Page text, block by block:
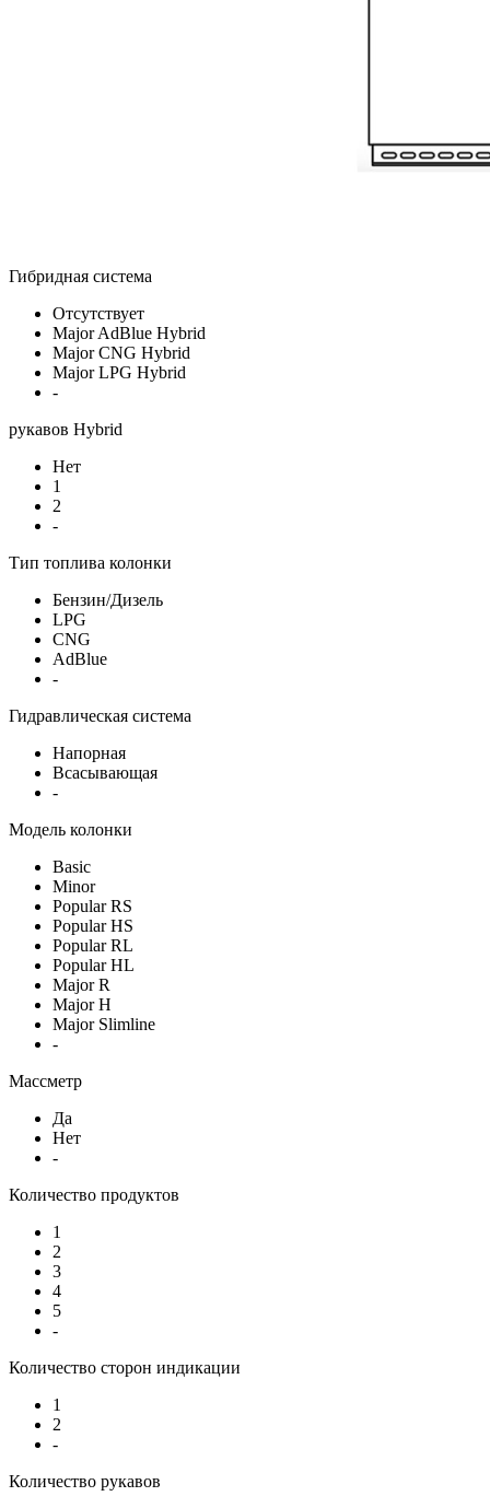
Гибридная система
Отсутствует
Major AdBlue Hybrid
Major CNG Hybrid
Major LPG Hybrid
-
рукавов Hybrid
Нет
1
2
-
Тип топлива колонки
Бензин/Дизель
LPG
CNG
AdBlue
-
Гидравлическая система
Напорная
Всасывающая
-
Модель колонки
Basic
Minor
Popular RS
Popular HS
Popular RL
Popular HL
Major R
Major H
Major Slimline
-
Массметр
Да
Нет
-
Количество продуктов
1
2
3
4
5
-
Количество сторон индикации
1
2
-
Количество рукавов